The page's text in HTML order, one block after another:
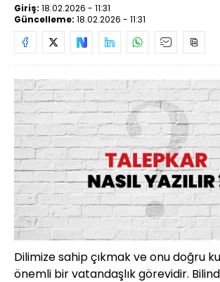
Giriş: 18.02.2026 - 11:31
Güncelleme: 18.02.2026 - 11:31
Dilimize sahip çıkmak ve onu doğru
önemli bir vatandaşlık görevidir.